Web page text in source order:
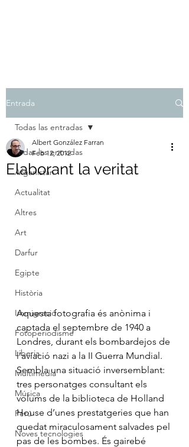
Entrada
Todas las entradas
Afganistan
Actualitat
Altres
Art
Darfur
Egipte
Història
Immigració
Fotoperiodisme
Liberia
Multimèdia
Música
Perú
Noves tecnologies
Todas las entradas
Elaborant la veritat
Albert González Farran
Feb 12, 2012
Aquesta fotografia és anònima i
captada el septembre de 1940 a
Londres, durant els bombardejos de
l’aviació nazi a la II Guerra Mundial.
Sembla una situació inversemblant:
tres personatges consultant els
volums de la biblioteca de Holland
House d’unes prestatgeries que han
quedat miraculosament salvades pel
pas de les bombes. És gairebé